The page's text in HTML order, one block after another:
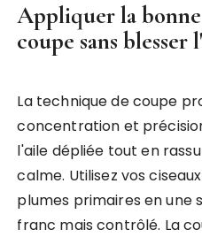
Appliquer la
coupe sans blesser
La technique de coupe
concentration et
l'aile dépliée tout en
calme. Utilisez vos
plumes primaires en une
franc mais contrôlé. La